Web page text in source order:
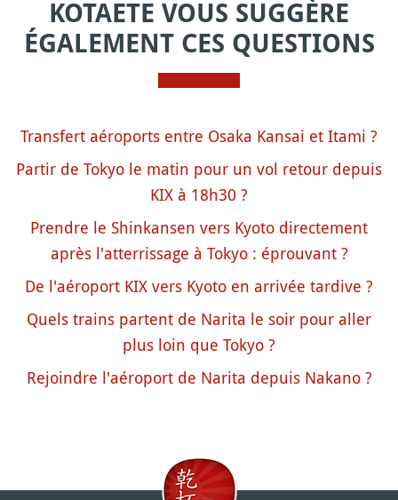
KOTAETE VOUS SUGGÈRE
ÉGALEMENT CES QUESTIONS
Transfert aéroports entre Osaka Kansai et Itami ?
Partir de Tokyo le matin pour un vol retour depuis
KIX à 18h30 ?
Prendre le Shinkansen vers Kyoto directement
après l'atterrissage à Tokyo : éprouvant ?
De l'aéroport KIX vers Kyoto en arrivée tardive ?
Quels trains partent de Narita le soir pour aller
plus loin que Tokyo ?
Rejoindre l'aéroport de Narita depuis Nakano ?